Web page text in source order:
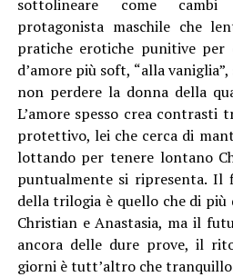
sottolineare come cambi
protagonista maschile che
pratiche erotiche punitive per
d’amore più soft, “alla
non perdere la donna della
L’amore spesso crea contrasti
protettivo, lei che cerca di
lottando per tenere lontano
puntualmente si ripresenta. Il
della trilogia è quello che di più
Christian e Anastasia, ma il
ancora delle dure prove, il
giorni è tutt’altro che